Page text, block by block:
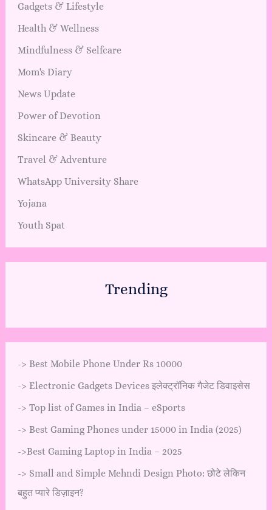
Gadgets & Lifestyle
Health & Wellness
Mindfulness & Selfcare
Mom's Diary
News Update
Power of Devotion
Skincare & Beauty
Travel & Adventure
WhatsApp University Share
Yojana
Youth Spat
Trending
-> Best Mobile Phone Under Rs 10000
-> Electronic Gadgets Devices इलेक्ट्रॉनिक गैजेट डिवाइसेस
-> Top list of Games in India – eSports
-> Best Gaming Phones under 15000 in India (2025)
->Best Gaming Laptop in India – 2025
-> Small and Simple Mehndi Design Photo: छोटे लेकिन
बहुत प्यारे डिज़ाइन?